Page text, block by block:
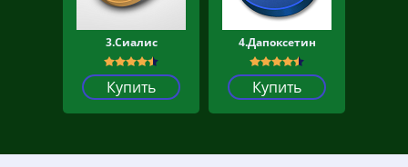
3.Сиалис
Купить
4.Дапоксетин
Купить